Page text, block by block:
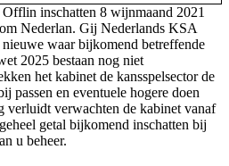
inschatten 8 wijnmaand 2021
Nederlan. Gij Nederlands KSA
waar bijkomend betreffende
2025 bestaan nog niet
het kabinet de kansspelsector de
passen en eventuele hogere doen
verluidt verwachten de kabinet vanaf
getal bijkomend inschatten bij
u beheer.